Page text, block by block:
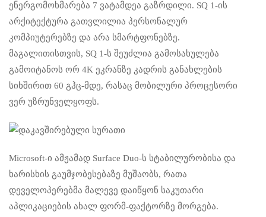
ენერგომოხმარება 7 ვატამდეა გაზრდილი. SQ 1-ის
არქიტექტურა გათვლილია პერსონალურ
კომპიუტერებზე და არა სმარტფონებზე.
მაგალითისთვის, SQ 1-ს შეუძლია გამოსახულება
გამოიტანოს ორ 4K ეკრანზე კადრის განახლების
სიხშირით 60 გჰც-მდე, რასაც მობილური პროცესორი
ვერ უზრუნველყოფს.
Microsoft-ი ამჟამად Surface Duo-ს სტაბილურობისა და
ხარისხის გაუმჯობესებაზე მუშაობს, რათა
დეველოპერებმა მალევე დაიწყონ საკუთარი
აპლიკაციების ახალ ფორმ-ფაქტორზე მორგება.